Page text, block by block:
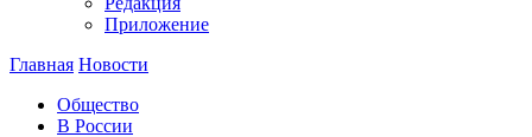
Приложение
Главная Новости
Общество
В России